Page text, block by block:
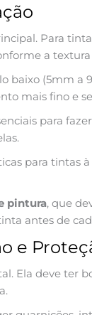
Para
a
baixo (5mm a
mais fino e
para
para tintas
pintura, que
antes de
e
Ela deve ter